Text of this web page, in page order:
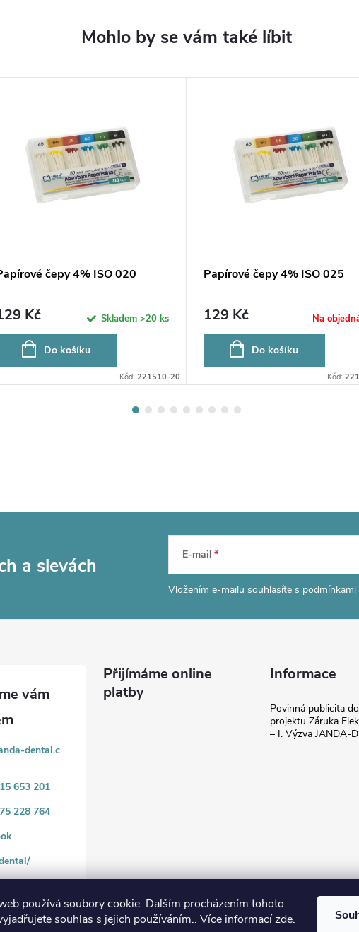
používá soubory cookie. Dalším procházením tohoto
souhlas s jejich používáním.. Více informacízde.
čepy 4% ISO 020
Kč Skladem >20 ks
Do košíku
Kód: 221510-20
Papírové čepy 4% ISO 025
129 Kč Na
Do košíku
Kód:
a slevách E-mail
Vložením e-mailu souhlasíte s
dental.c
653 201
228 764
Přijímáme online
platby
Informace
Povinná publicita
projektu Záruka
– I. Výzva JANDA-